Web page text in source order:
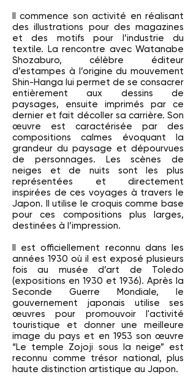
Il commence son activité en réalisant
des illustrations pour des magazines
et des motifs pour l’industrie du
textile. La rencontre avec Watanabe
Shozaburo, célèbre éditeur
d’estampes à l’origine du mouvement
Shin-Hanga lui permet de se consacrer
entièrement aux dessins de
paysages, ensuite imprimés par ce
dernier et fait décoller sa carrière. Son
œuvre est caractérisée par des
compositions calmes évoquant la
grandeur du paysage et dépourvues
de personnages. Les scènes de
neiges et de nuits sont les plus
représentées et directement
inspirées de ces voyages à travers le
Japon. Il utilise le croquis comme base
pour ces compositions plus larges,
destinées à l’impression.
Il est officiellement reconnu dans les
années 1930 où il est exposé plusieurs
fois au musée d’art de Toledo
(expositions en 1930 et 1936). Après la
Seconde Guerre Mondiale, le
gouvernement japonais utilise ses
œuvres pour promouvoir l'activité
touristique et donner une meilleure
image du pays et en 1953 son œuvre
“Le temple Zojoji sous la neige” est
reconnu comme trésor national, plus
haute distinction artistique au Japon.